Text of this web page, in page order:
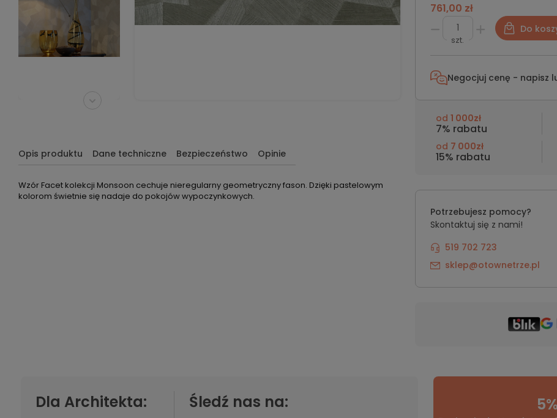
Opis produktu Dane techniczne Bezpieczeństwo Opinie
Wzór Facet kolekcji Monsoon cechuje nieregularny geometryczny fason. Dzięki pastelowym
kolorom świetnie się nadaje do pokojów wypoczynkowych.
761,00 zł
szt.
Do
Negocjuj cenę - napisz
od 1 000zł
7% rabatu
od 7 000zł
15% rabatu
Potrzebujesz pomocy?
Skontaktuj się z nami!
519 702 723
sklep@otownetrze.pl
Dla Architekta: Śledź nas na: